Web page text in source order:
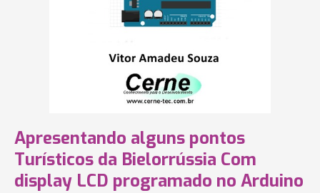
Apresentando alguns pontos
Turísticos da Bielorrússia Com
display LCD programado no Arduino